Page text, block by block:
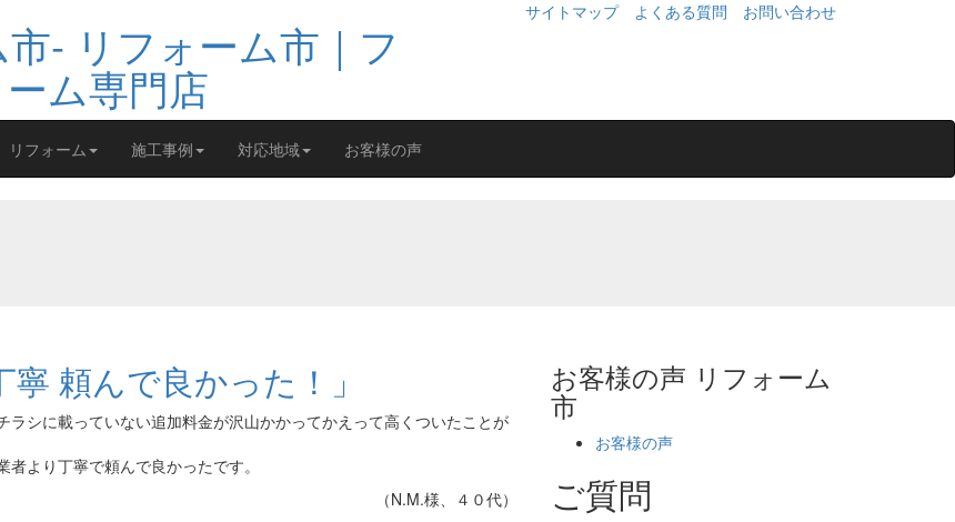
サイトマップ よくある質問 お問い合わせ
リフォーム 施工事例 対応地域 お客様の声
頼んで良かった！」
シに載っていない追加料金が沢山かかってかえって高くついたことが
より丁寧で頼んで良かったです。
（N.M.様、４０代）
お客様の声 リフォーム
市
お客様の声
ご質問